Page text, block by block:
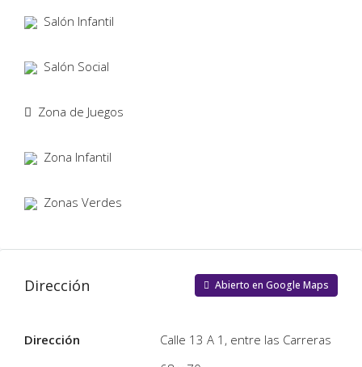
Salón Infantil
Salón Social
Zona de Juegos
Zona Infantil
Zonas Verdes
Dirección Abierto en Google Maps
Dirección
Calle 13 A 1, entre las Carreras